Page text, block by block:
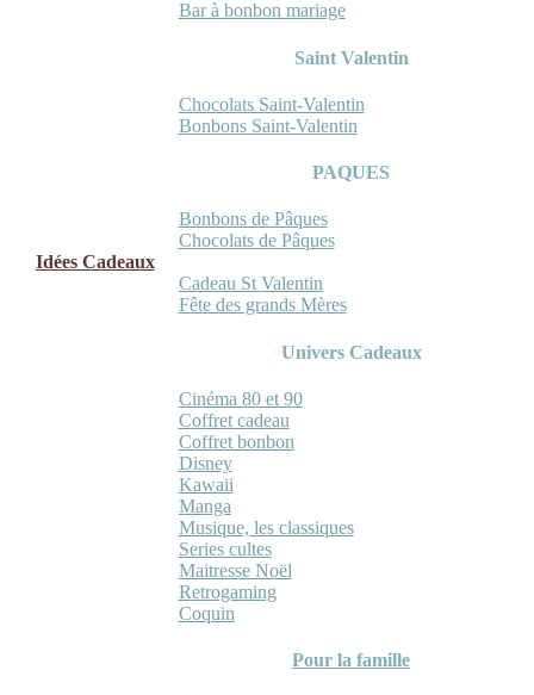
Bar à bonbon mariage
Saint Valentin
Chocolats Saint-Valentin
Bonbons Saint-Valentin
PAQUES
Bonbons de Pâques
Chocolats de Pâques
Idées Cadeaux
Cadeau St Valentin
Fête des grands Mères
Univers Cadeaux
Cinéma 80 et 90
Coffret cadeau
Coffret bonbon
Disney
Kawaii
Manga
Musique, les classiques
Series cultes
Maitresse Noël
Retrogaming
Coquin
Pour la famille